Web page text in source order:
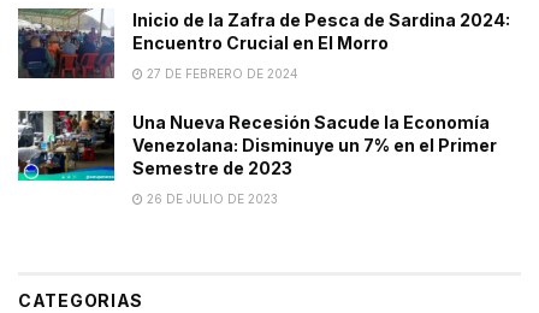
Inicio de la Zafra de Pesca de Sardina 2024:
Encuentro Crucial en El Morro
27 DE FEBRERO DE 2024
Una Nueva Recesión Sacude la Economía
Venezolana: Disminuye un 7% en el Primer
Semestre de 2023
26 DE JULIO DE 2023
CATEGORIAS